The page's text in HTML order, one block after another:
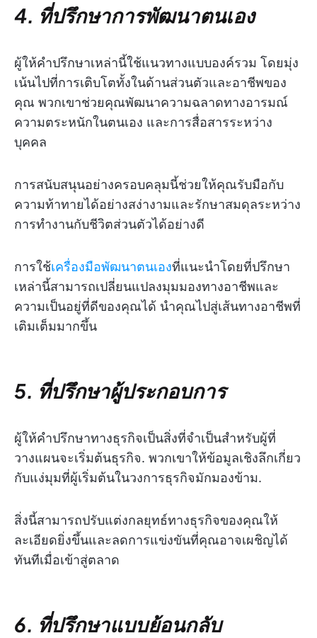
4. ที่ปรึกษาการพัฒนาตนเอง
ผู้ให้คำปรึกษาเหล่านี้ใช้แนวทางแบบองค์รวม โดยมุ่ง
เน้นไปที่การเติบโตทั้งในด้านส่วนตัวและอาชีพของ
คุณ พวกเขาช่วยคุณพัฒนาความฉลาดทางอารมณ์
ความตระหนักในตนเอง และการสื่อสารระหว่าง
บุคคล
การสนับสนุนอย่างครอบคลุมนี้ช่วยให้คุณรับมือกับ
ความท้าทายได้อย่างสง่างามและรักษาสมดุลระหว่าง
การทำงานกับชีวิตส่วนตัวได้อย่างดี
การใช้เครื่องมือพัฒนาตนเองที่แนะนำโดยที่ปรึกษา
เหล่านี้สามารถเปลี่ยนแปลงมุมมองทางอาชีพและ
ความเป็นอยู่ที่ดีของคุณได้ นำคุณไปสู่เส้นทางอาชีพที่
เติมเต็มมากขึ้น
5. ที่ปรึกษาผู้ประกอบการ
ผู้ให้คำปรึกษาทางธุรกิจเป็นสิ่งที่จำเป็นสำหรับผู้ที่
วางแผนจะเริ่มต้นธุรกิจ. พวกเขาให้ข้อมูลเชิงลึกเกี่ยว
กับแง่มุมที่ผู้เริ่มต้นในวงการธุรกิจมักมองข้าม.
สิ่งนี้สามารถปรับแต่งกลยุทธ์ทางธุรกิจของคุณให้
ละเอียดยิ่งขึ้นและลดการแข่งขันที่คุณอาจเผชิญได้
ทันทีเมื่อเข้าสู่ตลาด
6. ที่ปรึกษาแบบย้อนกลับ